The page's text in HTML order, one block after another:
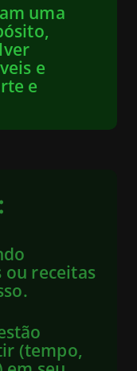
uma
e
e
ou receitas
(tempo,